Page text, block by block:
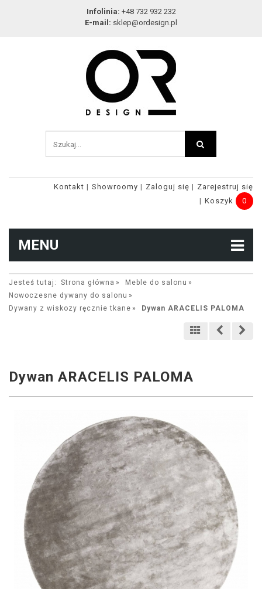
Infolinia: +48 732 932 232
E-mail: sklep@ordesign.pl
Kontakt Showroomy Zaloguj się
Zarejestruj się
Koszyk
0
MENU
Jesteś tutaj: Strona główna
Meble do salonu
Nowoczesne dywany do salonu
Dywany z wiskozy ręcznie tkane
Dywan ARACELIS PALOMA
Dywan ARACELIS PALOMA